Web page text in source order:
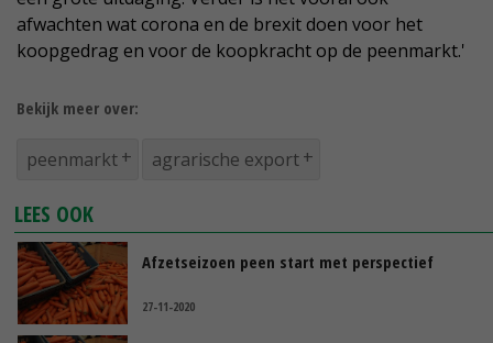
afwachten wat corona en de brexit doen voor het
koopgedrag en voor de koopkracht op de peenmarkt.'
Bekijk meer over:
peenmarkt agrarische export
LEES OOK
Afzetseizoen peen start met perspectief
27-11-2020